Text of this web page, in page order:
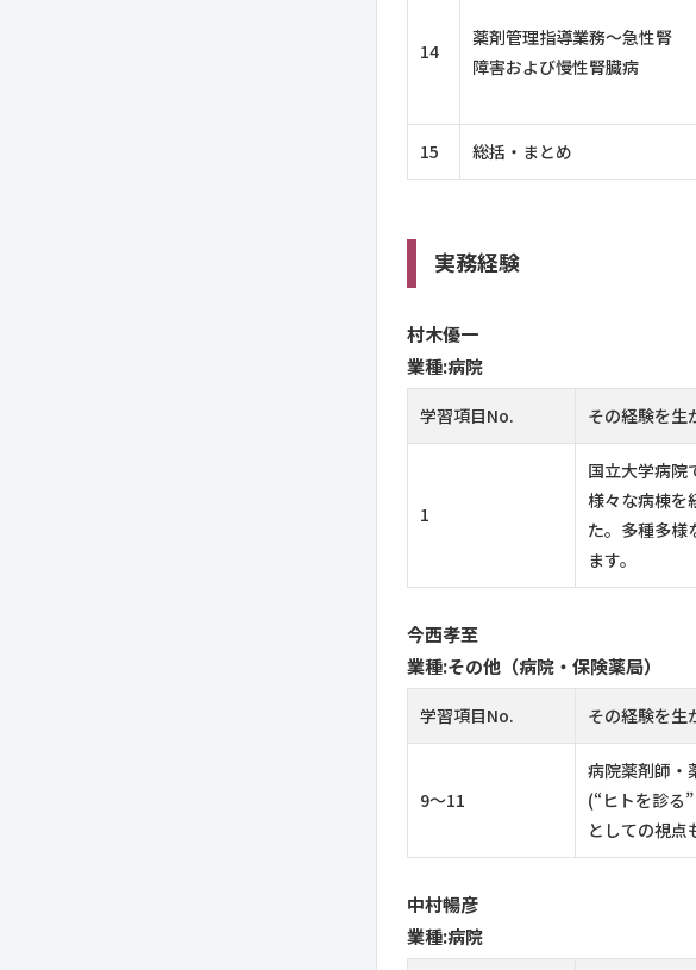
14
薬剤管理指導業務～急性腎
障害および慢性腎臓病
15 総括・まとめ
実務経験
村木優一
業種:病院
学習項目No. その経験を生
1
国立大学病院
様々な病棟を
た。多種多様
ます。
今西孝至
業種:その他（病院・保険薬局）
学習項目No. その経験を生
9〜11
病院薬剤師・
(“ヒトを診る
としての視点
中村暢彦
業種:病院